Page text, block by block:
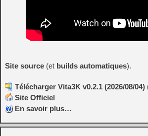
Site source (et builds automatiques).
Télécharger Vita3K v0.2.1 (2026/08/04)
Site Officiel
En savoir plus…